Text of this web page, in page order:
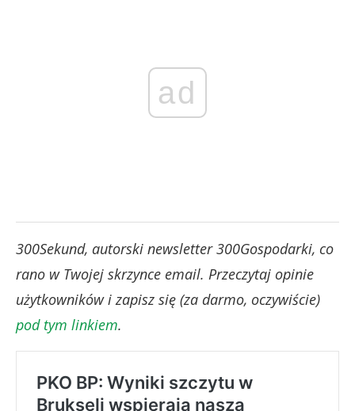
ad
300Sekund, autorski newsletter 300Gospodarki, co
rano w Twojej skrzynce email. Przeczytaj opinie
użytkowników i zapisz się (za darmo, oczywiście)
pod tym linkiem.